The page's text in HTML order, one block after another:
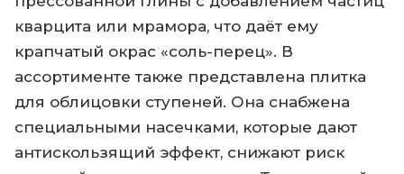
кварцита или мрамора, что даёт ему
крапчатый окрас «соль-перец». В
ассортименте также представлена плитка
для облицовки ступеней. Она снабжена
специальными насечками, которые дают
антискользящий эффект, снижают риск